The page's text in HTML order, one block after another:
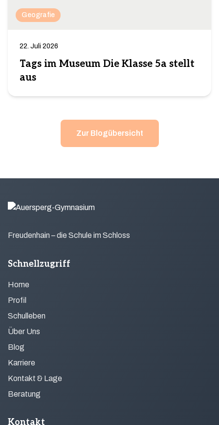
Geografie
22. Juli 2026
Tags im Museum Die Klasse 5a stellt
aus
Zur Blogübersicht
Freudenhain – die Schule im Schloss
Schnellzugriff
Home
Profil
Schulleben
Über Uns
Blog
Karriere
Kontakt & Lage
Beratung
Kontakt